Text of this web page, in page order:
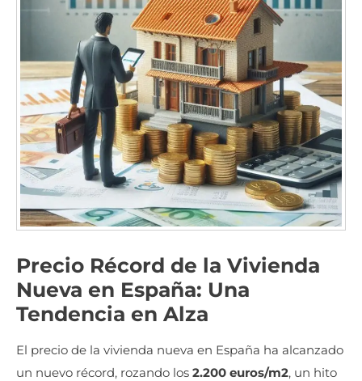
Precio Récord de la Vivienda
Nueva en España: Una
Tendencia en Alza
El precio de la vivienda nueva en España ha alcanzado
un nuevo récord, rozando los 2.200 euros/m2, un hito